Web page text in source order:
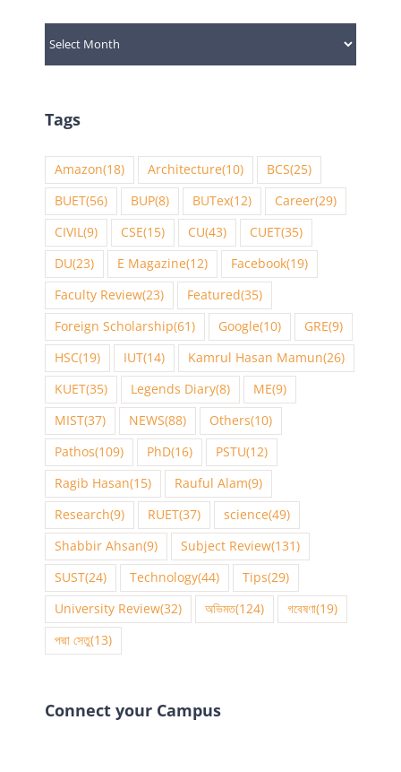
Archives
Tags
Amazon(18) Architecture(10) BCS(25)
BUET(56) BUP(8) BUTex(12) Career(29)
CIVIL(9) CSE(15) CU(43) CUET(35)
DU(23) E Magazine(12) Facebook(19)
Faculty Review(23) Featured(35)
Foreign Scholarship(61) Google(10) GRE(9)
HSC(19) IUT(14) Kamrul Hasan Mamun(26)
KUET(35) Legends Diary(8) ME(9)
MIST(37) NEWS(88) Others(10)
Pathos(109) PhD(16) PSTU(12)
Ragib Hasan(15) Rauful Alam(9)
Research(9) RUET(37) science(49)
Shabbir Ahsan(9) Subject Review(131)
SUST(24) Technology(44) Tips(29)
University Review(32) অভিমত(124) গবেষণা(19)
পদ্মা সেতু(13)
Connect your Campus